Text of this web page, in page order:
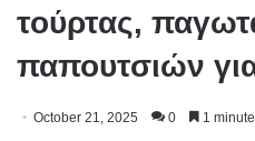
τούρτας,
παπουτσιών
October 21, 2025 0 1